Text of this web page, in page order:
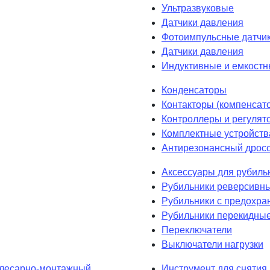
Ультразвуковые
Датчики давления
Фотоимпульсные
Датчики давления
Индуктивные и
Конденсаторы
Контакторы
Контроллеры и
Комплектные
Антирезонансный
Аксессуары для
Рубильники
Рубильники с
Рубильники
Переключатели
Выключатели нагрузки